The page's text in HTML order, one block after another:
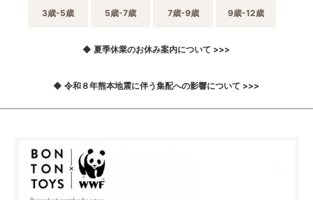
3歳-5歳 5歳-7歳 7歳-9歳 9歳-12歳
◆ 夏季休業のお休み案内について >>>
◆ 令和８年熊本地震に伴う集配への影響について >>>